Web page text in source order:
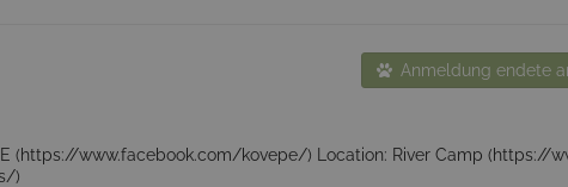
Anmeldung endete
(https://www.facebook.com/kovepe/) Location: River Camp (https://
)